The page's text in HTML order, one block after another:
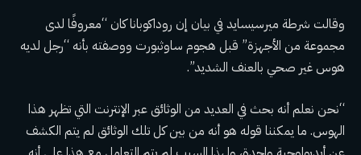
وقالت شرطة ميرسيسايد في بيان إن روداكوبانا كان “معروفًا لدى
مجموعة من الأجهزة” قبل هجوم ساوثبورت ووصفته بأنه “رجل لديه
هوس غير صحي بالعنف الشديد”.
“نحن نعلم أنه بحث في العديد من الوثائق عبر الإنترنت التي تظهر هذا
الهوس. ما يمكننا قوله هو أنه من بين كل تلك الوثائق لم يتم الكشف